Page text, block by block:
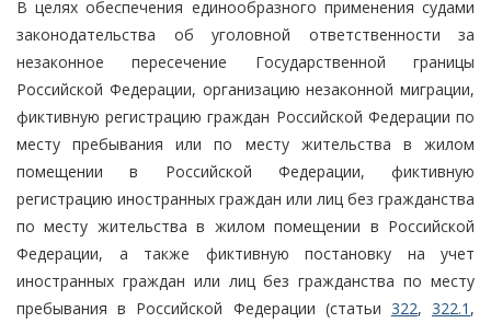
В целях обеспечения единообразного применения судами
законодательства об уголовной ответственности за
незаконное пересечение Государственной границы
Российской Федерации, организацию незаконной миграции,
фиктивную регистрацию граждан Российской Федерации по
месту пребывания или по месту жительства в жилом
помещении в Российской Федерации, фиктивную
регистрацию иностранных граждан или лиц без гражданства
по месту жительства в жилом помещении в Российской
Федерации, а также фиктивную постановку на учет
иностранных граждан или лиц без гражданства по месту
пребывания в Российской Федерации (статьи 322,322.1 ,